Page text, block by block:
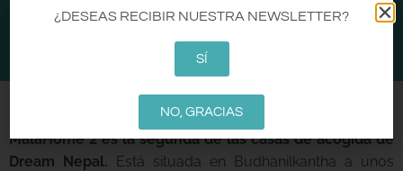
MALAHOME 2
MalaHome 2 es la segunda de las casas de acogida de
Dream Nepal. Está situada en Budhanilkantha a unos
¿DESEAS RECIBIR NUESTRA NEWSLETTER?
SÍ
NO, GRACIAS